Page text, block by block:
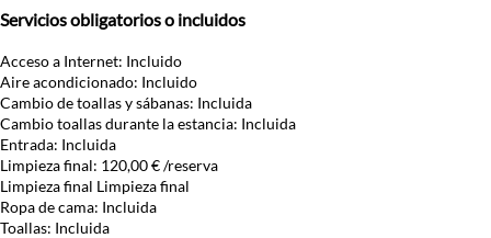
Servicios obligatorios o incluidos
Acceso a Internet: Incluido
Aire acondicionado: Incluido
Cambio de toallas y sábanas: Incluida
Cambio toallas durante la estancia: Incluida
Entrada: Incluida
Limpieza final: 120,00 € /reserva
Limpieza final Limpieza final
Ropa de cama: Incluida
Toallas: Incluida